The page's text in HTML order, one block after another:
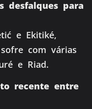
desfalques para
e Ekitiké,
com várias
e Riad.
recente entre